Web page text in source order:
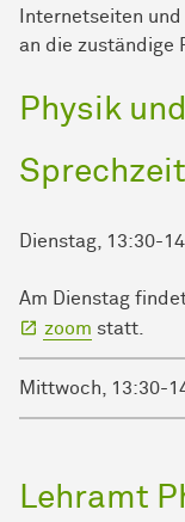
Internetseiten
an die zuständige
Physik
Dienstag, 13:30-
Am Dienstag
zoom statt.
Mittwoch, 13:30-
Lehramt